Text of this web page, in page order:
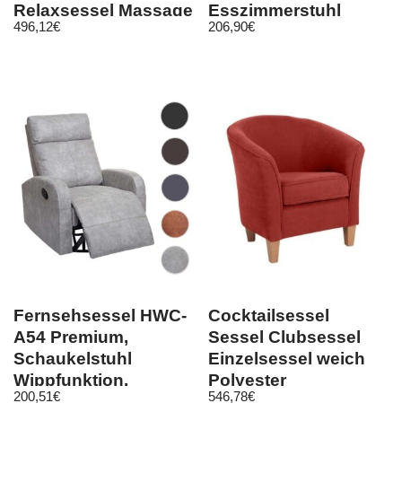
Relaxsessel Massage
Heizung USB 7040
496,12€
Esszimmerstuhl
Stuhl Esszimmer
206,90€
Fernsehsessel HWC-
A54 Premium,
Schaukelstuhl
Wippfunktion,
drehbar Kunstleder
200,51€
Cocktailsessel
Sessel Clubsessel
Einzelsessel weich
Polyester
Textilsessel
546,78€